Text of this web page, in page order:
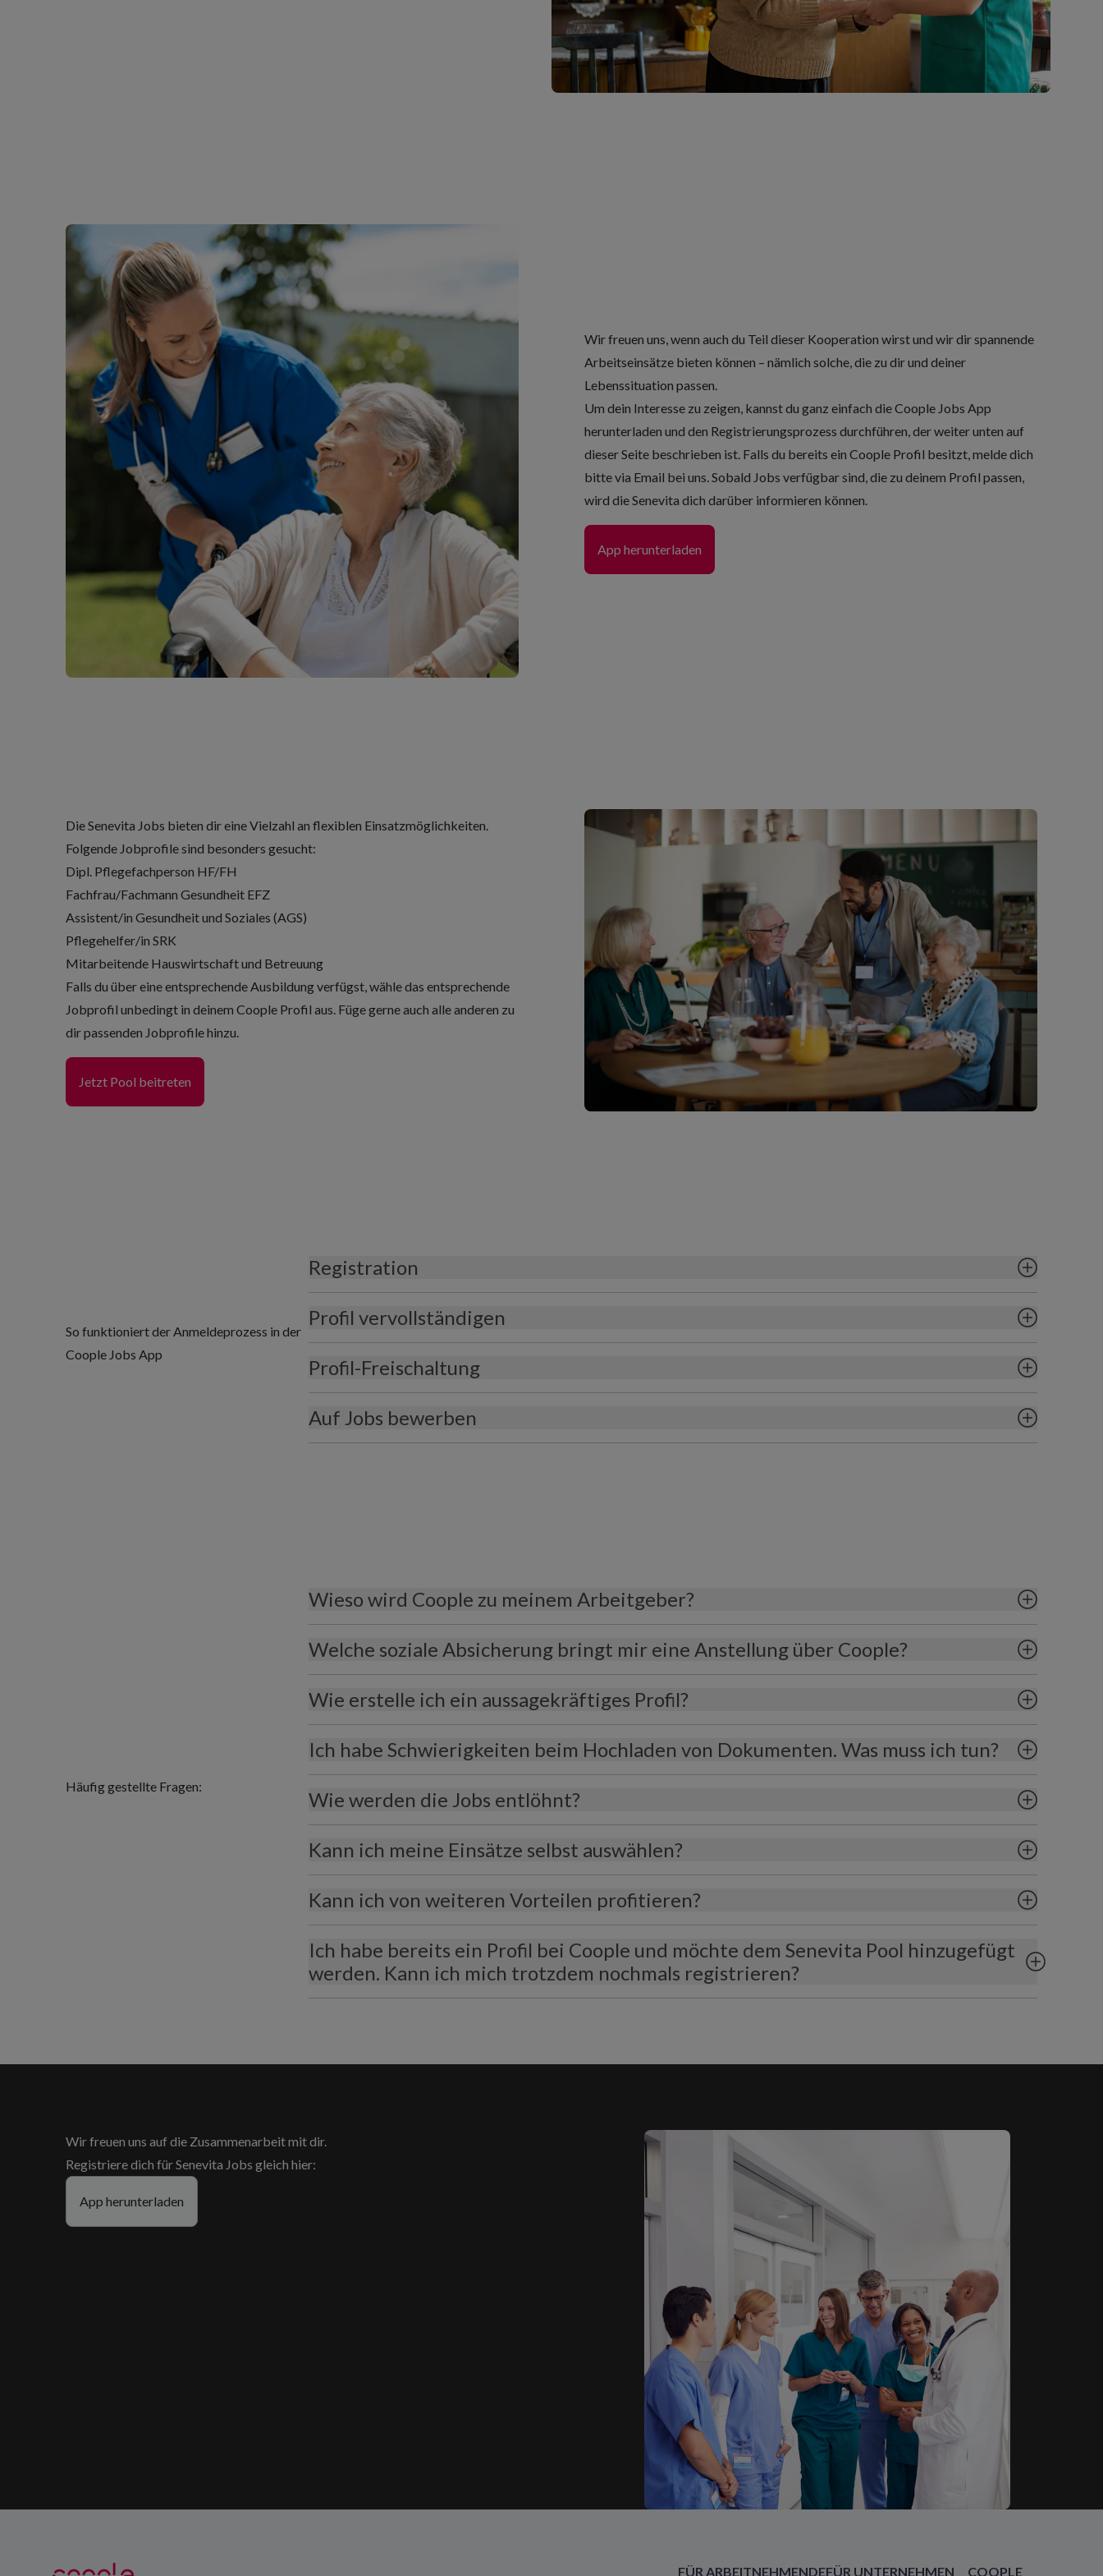
Wir freuen uns, wenn auch du Teil dieser Kooperation wirst und wir dir spannende
Arbeitseinsätze bieten können – nämlich solche, die zu dir und deiner
Lebenssituation passen.
Um dein Interesse zu zeigen, kannst du ganz einfach die Coople Jobs App
herunterladen und den Registrierungsprozess durchführen, der weiter unten auf
dieser Seite beschrieben ist. Falls du bereits ein Coople Profil besitzt, melde dich
bitte via Email bei uns. Sobald Jobs verfügbar sind, die zu deinem Profil passen,
wird die Senevita dich darüber informieren können.
App herunterladen
Die Senevita Jobs bieten dir eine Vielzahl an flexiblen Einsatzmöglichkeiten.
Folgende Jobprofile sind besonders gesucht:
Dipl. Pflegefachperson HF/FH
Fachfrau/Fachmann Gesundheit EFZ
Assistent/in Gesundheit und Soziales (AGS)
Pflegehelfer/in SRK
Mitarbeitende Hauswirtschaft und Betreuung
Falls du über eine entsprechende Ausbildung verfügst, wähle das entsprechende
Jobprofil unbedingt in deinem Coople Profil aus. Füge gerne auch alle anderen zu
dir passenden Jobprofile hinzu.
Jetzt Pool beitreten
So funktioniert der Anmeldeprozess in der
Coople Jobs App
Registration
Profil vervollständigen
Profil-Freischaltung
Auf Jobs bewerben
Häufig gestellte Fragen:
Wieso wird Coople zu meinem Arbeitgeber?
Welche soziale Absicherung bringt mir eine Anstellung über Coople?
Wie erstelle ich ein aussagekräftiges Profil?
Ich habe Schwierigkeiten beim Hochladen von Dokumenten. Was muss ich tun?
Wie werden die Jobs entlöhnt?
Kann ich meine Einsätze selbst auswählen?
Kann ich von weiteren Vorteilen profitieren?
Ich habe bereits ein Profil bei Coople und möchte dem Senevita Pool hinzugefügt
werden. Kann ich mich trotzdem nochmals registrieren?
Wir freuen uns auf die Zusammenarbeit mit dir.
Registriere dich für Senevita Jobs gleich hier:
App herunterladen
FÜR ARBEITNEHMENDEFÜR UNTERNEHMEN COOPLE